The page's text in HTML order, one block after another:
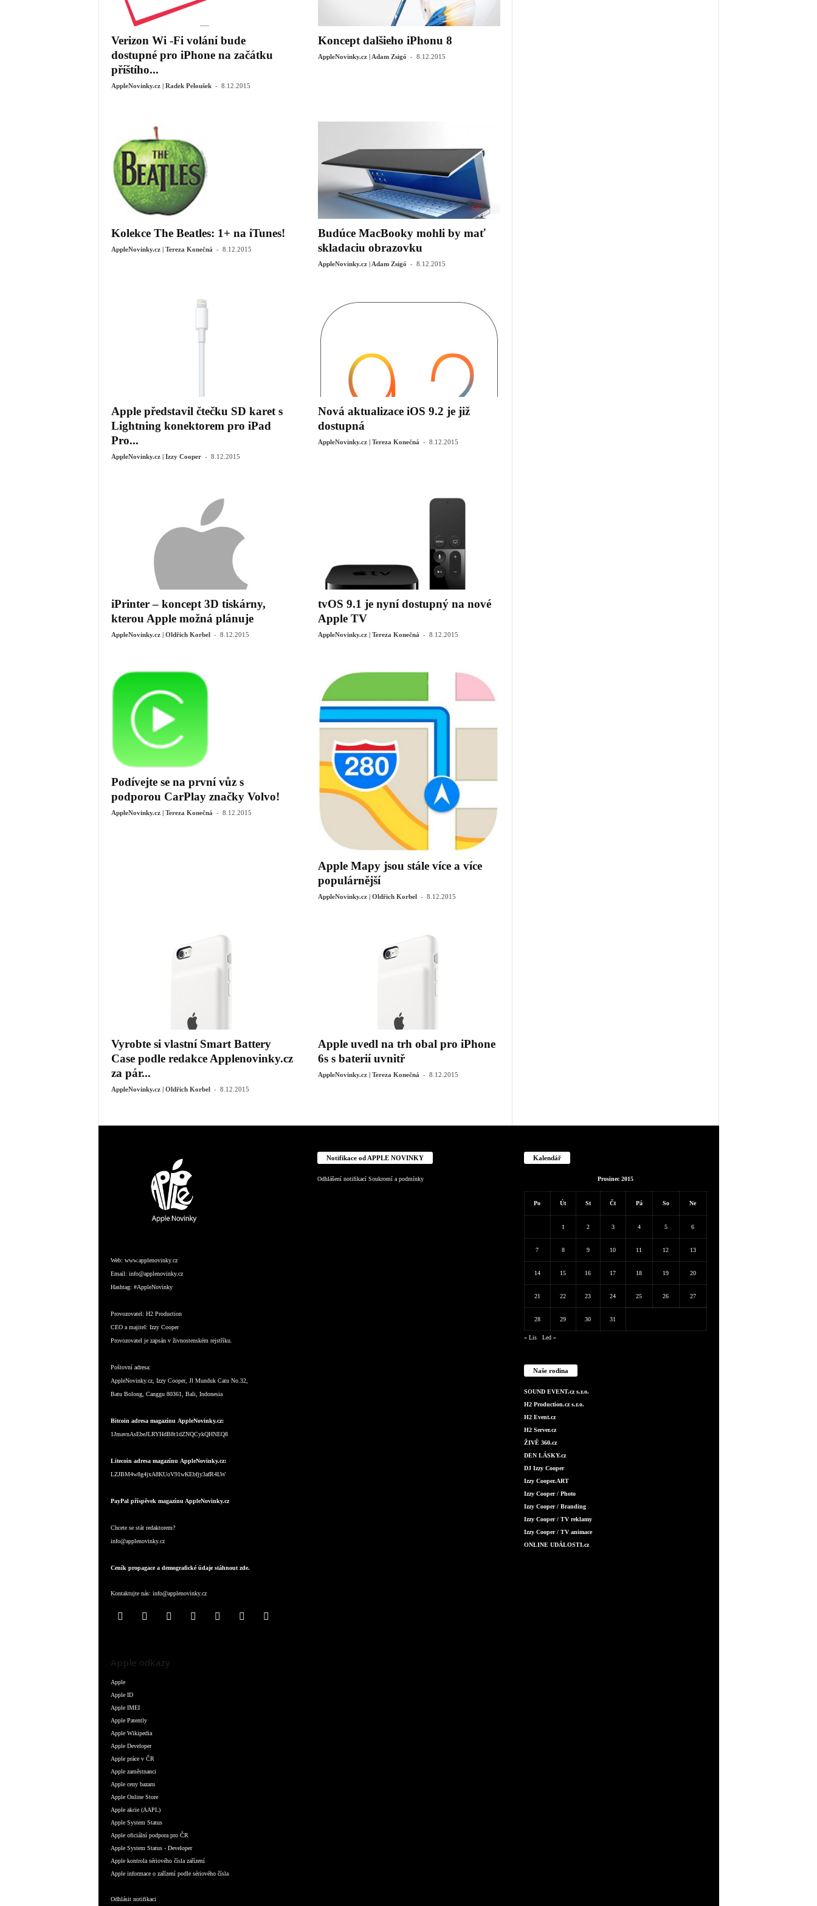
Verizon Wi -Fi volání bude
dostupné pro iPhone na začátku
příštího...
AppleNovinky.cz | Radek Peloušek - 8.12.2015
Koncept dalšieho iPhonu 8
AppleNovinky.cz | Adam Zsigó - 8.12.2015
Kolekce The Beatles: 1+ na iTunes!
AppleNovinky.cz | Tereza Konečná - 8.12.2015
Budúce MacBooky mohli by mať
skladaciu obrazovku
AppleNovinky.cz | Adam Zsigó - 8.12.2015
Apple představil čtečku SD karet s
Lightning konektorem pro iPad
Pro...
AppleNovinky.cz | Izzy Cooper - 8.12.2015
Nová aktualizace iOS 9.2 je již
dostupná
AppleNovinky.cz | Tereza Konečná - 8.12.2015
iPrinter – koncept 3D tiskárny,
kterou Apple možná plánuje
AppleNovinky.cz | Oldřich Korbel - 8.12.2015
tvOS 9.1 je nyní dostupný na nové
Apple TV
AppleNovinky.cz | Tereza Konečná - 8.12.2015
Podívejte se na první vůz s
podporou CarPlay značky Volvo!
AppleNovinky.cz | Tereza Konečná - 8.12.2015
Apple Mapy jsou stále více a více
populárnější
AppleNovinky.cz | Oldřich Korbel - 8.12.2015
Vyrobte si vlastní Smart Battery
Case podle redakce Applenovinky.cz
za pár...
AppleNovinky.cz | Oldřich Korbel - 8.12.2015
Apple uvedl na trh obal pro iPhone
6s s baterií uvnitř
AppleNovinky.cz | Tereza Konečná - 8.12.2015
Web: www.applenovinky.cz
Email: info@applenovinky.cz
Hashtag: #AppleNovinky
Provozovatel: H2 Production
CEO a majitel: Izzy Cooper
Provozovatel je zapsán v živnostenském rejstříku.
Poštovní adresa:
AppleNovinky.cz, Izzy Cooper, Jl Munduk Catu No.32,
Batu Bolong, Canggu 80361, Bali, Indonesia
Bitcoin adresa magazínu AppleNovinky.cz:
1JmavnAsEbeJLRYHdB8t1dZNQCykQHNEQ8
Litecoin adresa magazínu AppleNovinky.cz:
LZJBM4w8g4jxA8KUoV91wKEbfjy3afR4LW
PayPal příspěvek magazínu AppleNovinky.cz
Chcete se stát redaktorem?
info@applenovinky.cz
Ceník propagace a demografické údaje stáhnout zde.
Kontaktujte nás: info@applenovinky.cz
Apple odkazy
Apple
Apple ID
Apple IMEI
Apple Patently
Apple Wikipedia
Apple Developer
Apple práce v ČR
Apple zaměstnanci
Apple ceny bazaru
Apple Online Store
Apple akcie (AAPL)
Apple System Status
Apple oficiální podpora pro ČR
Apple System Status - Developer
Apple kontrola sériového čísla zařízení
Apple informace o zařízení podle sériového čísla
Odhlásit notifikaci
Notifikace od APPLE NOVINKY
Odhlášení notifikací Soukromí a podmínky
Kalendář
Prosinec 2015
Po Út St Čt Pá So Ne
1 2 3 4 5 6
7 8 9 10 11 12 13
14 15 16 17 18 19 20
21 22 23 24 25 26 27
28 29 30 31
« Lis Led »
Naše rodina
SOUND EVENT.cz s.r.o.
H2 Production.cz s.r.o.
H2 Event.cz
H2 Server.cz
ŽIVĚ 360.cz
DEN LÁSKY.cz
DJ Izzy Cooper
Izzy Cooper.ART
Izzy Cooper / Photo
Izzy Cooper / Branding
Izzy Cooper / TV reklamy
Izzy Cooper / TV animace
ONLINE UDÁLOSTI.cz